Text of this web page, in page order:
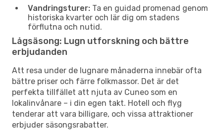
Vandringsturer: Ta en guidad promenad genom
historiska kvarter och lär dig om stadens
förflutna och nutid.
Lågsäsong: Lugn utforskning och bättre
erbjudanden
Att resa under de lugnare månaderna innebär ofta
bättre priser och färre folkmassor. Det är det
perfekta tillfället att njuta av Cuneo som en
lokalinvånare – i din egen takt. Hotell och flyg
tenderar att vara billigare, och vissa attraktioner
erbjuder säsongsrabatter.